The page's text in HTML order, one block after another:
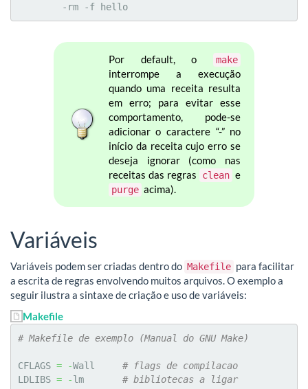
	-rm -f hello
Por default, o make
interrompe a execução
quando uma receita resulta
em erro; para evitar esse
comportamento, pode-se
adicionar o caractere “-” no
início da receita cujo erro se
deseja ignorar (como nas
receitas das regras
clean e
purge acima).
Variáveis
Variáveis podem ser criadas dentro do Makefile para facilitar
a escrita de regras envolvendo muitos arquivos. O exemplo a
seguir ilustra a sintaxe de criação e uso de variáveis:
Makefile
# Makefile de exemplo (Manual do GNU Make)
CFLAGS = -Wall # flags de compilacao
LDLIBS = -lm # bibliotecas a ligar